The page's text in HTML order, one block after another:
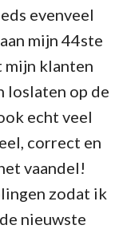
evenveel
mijn 44ste
mijn klanten
loslaten op de
echt veel
correct en
vaandel!
zodat ik
nieuwste